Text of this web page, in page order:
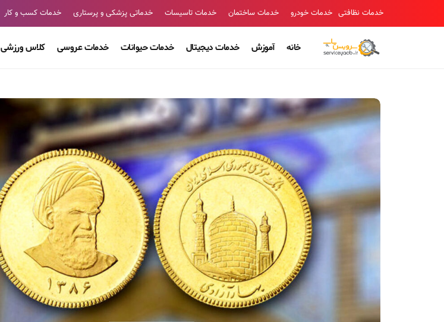
خدمات نظافتی خدمات خودرو خدمات ساختمان خدمات تاسیسات خدماتی پزشکی و پرستاری خدمات کسب و کار
خانه آموزش خدمات دیجیتال خدمات حیوانات خدمات عروسی کلاس ورزشی